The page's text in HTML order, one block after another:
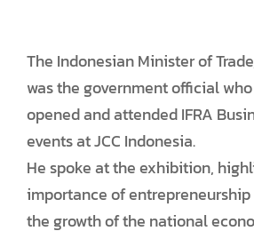
The Indonesian Minister of
was the government official
opened and attended IFRA
events at JCC Indonesia.
He spoke at the exhibition,
importance of
the growth of the national